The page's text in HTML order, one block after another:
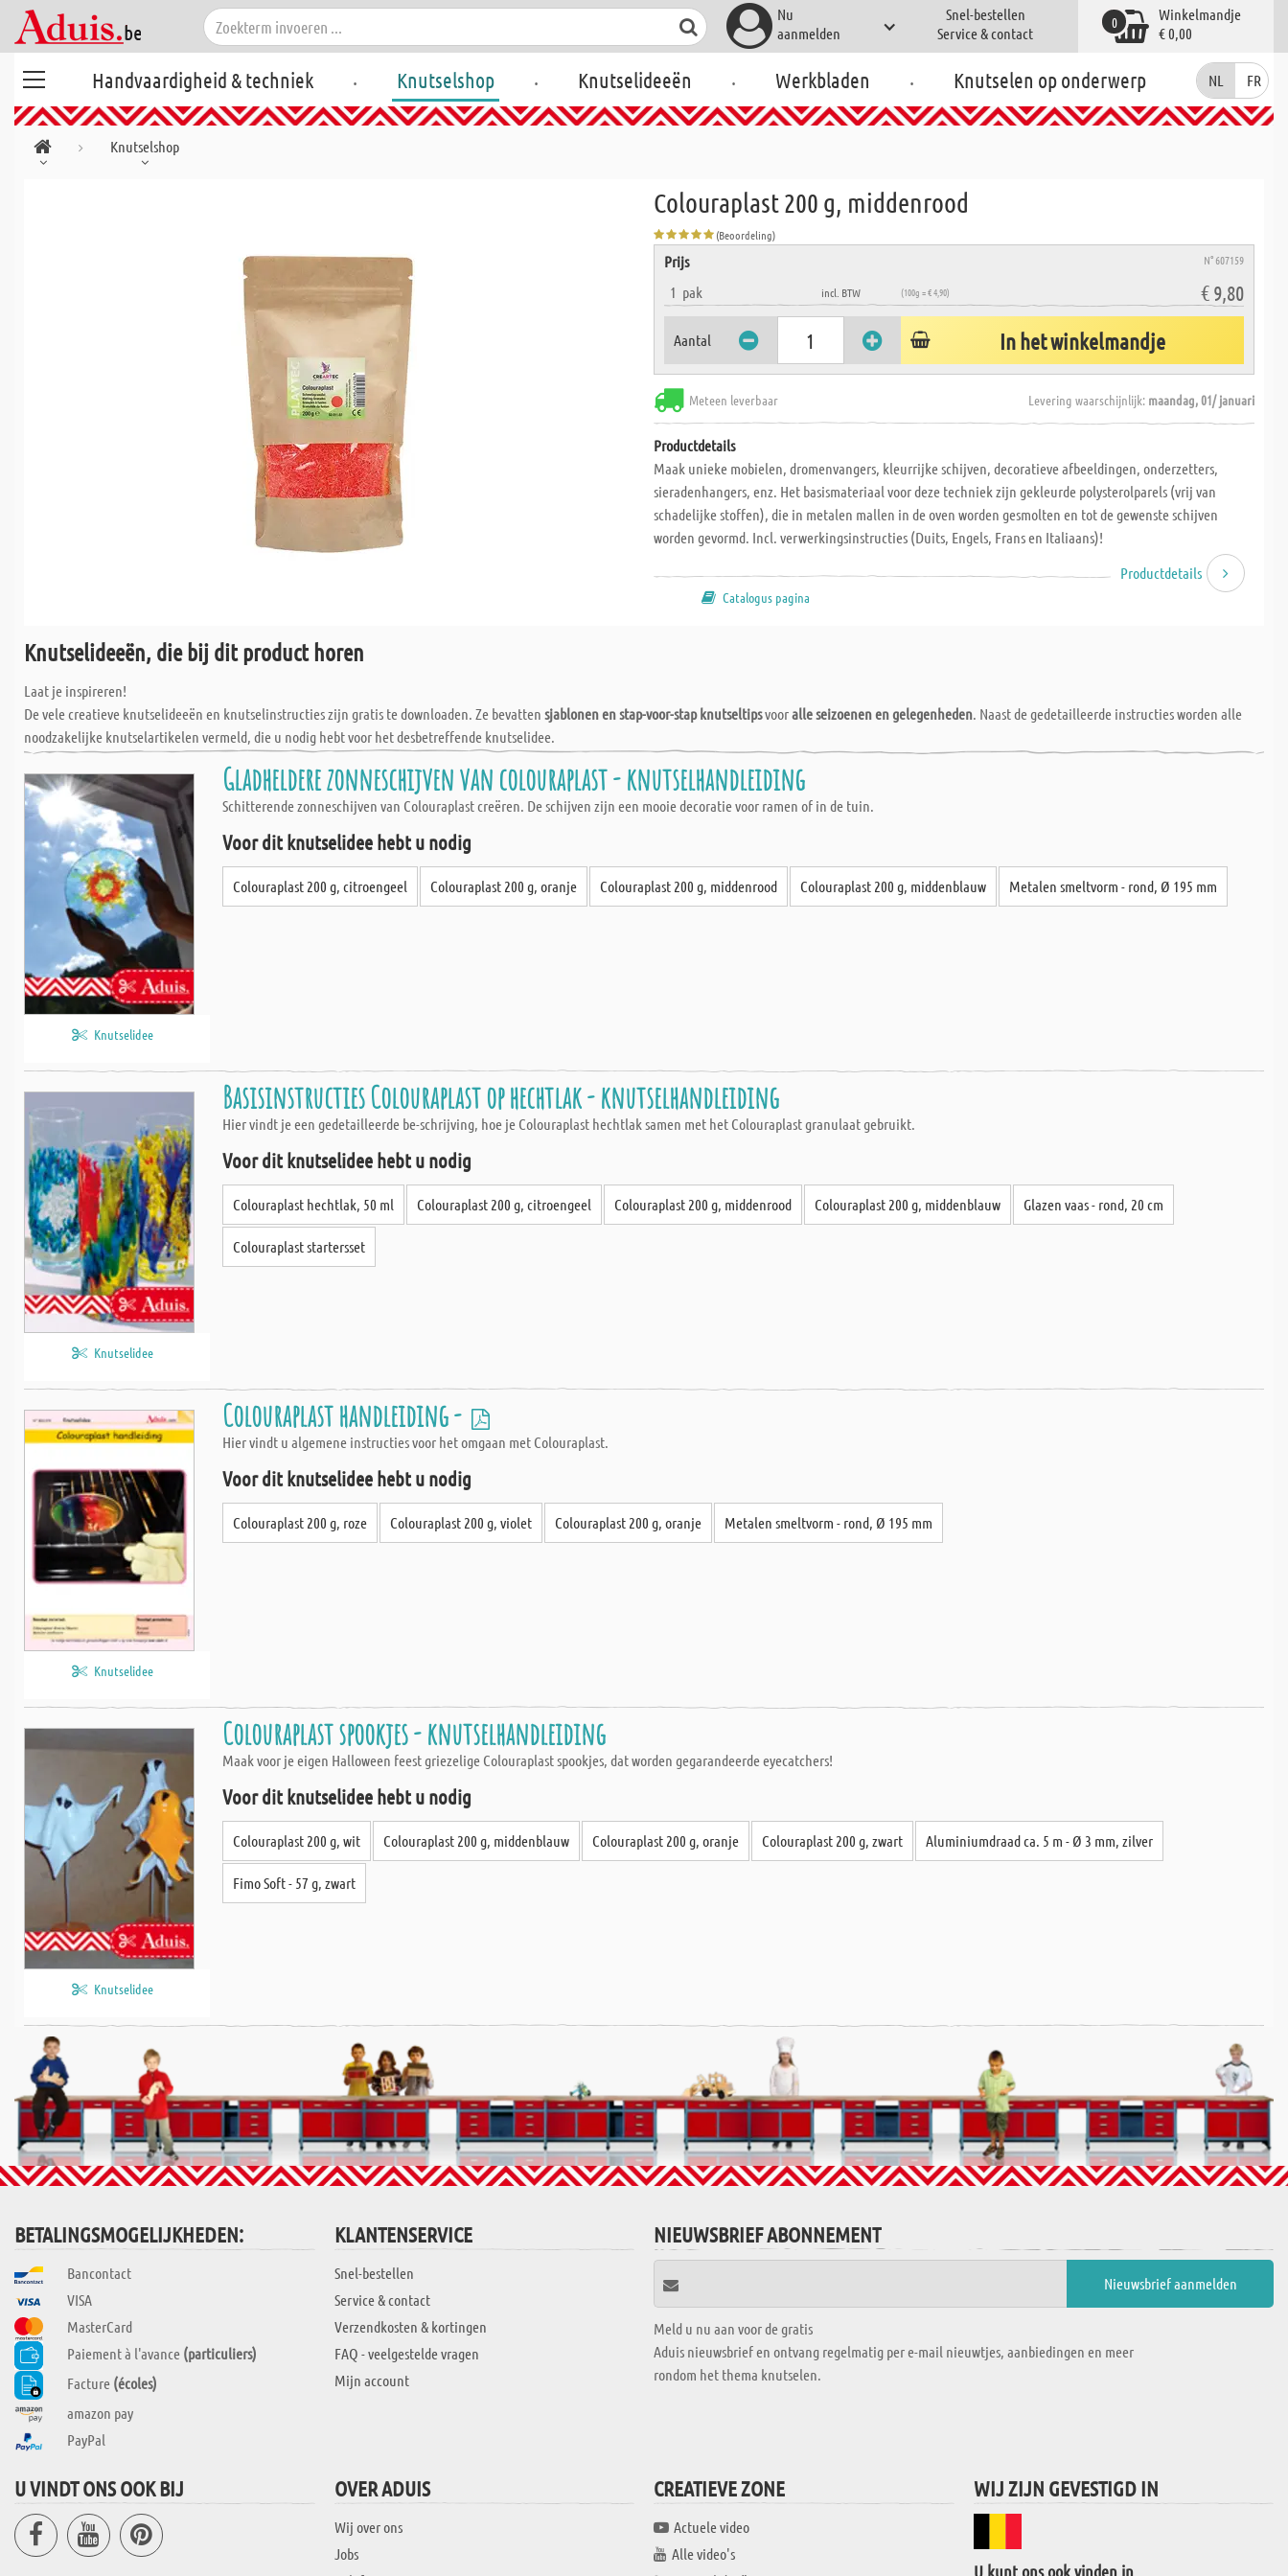
Nu
aanmelden
Snel-bestellen
Service & contact
Winkelmandje
€ 0,00
0
Handvaardigheid & techniek . Knutselshop . Knutselideeën . Werkbladen . Knutselen op onderwerp NL FR
Knutselshop
Colouraplast 200 g, middenrood
(Beoordeling)
Prijs N° 607159
1 pak incl. BTW (100g = € 4,90) € 9,80
Aantal In het winkelmandje
Meteen leverbaar Levering waarschijnlijk: maandag, 01/ januari
Productdetails
Maak unieke mobielen, dromenvangers, kleurrijke schijven, decoratieve afbeeldingen, onderzetters,
sieradenhangers, enz. Het basismateriaal voor deze techniek zijn gekleurde polysterolparels (vrij van
schadelijke stoffen), die in metalen mallen in de oven worden gesmolten en tot de gewenste schijven
worden gevormd. Incl. verwerkingsinstructies (Duits, Engels, Frans en Italiaans)!
Productdetails
Catalogus pagina
Knutselideeën, die bij dit product horen
Laat je inspireren!
De vele creatieve knutselideeën en knutselinstructies zijn gratis te downloaden. Ze bevatten sjablonen en stap-voor-stap knutseltipsvooralle seizoenen en gelegenheden. Naast de gedetailleerde instructies worden alle
noodzakelijke knutselartikelen vermeld, die u nodig hebt voor het desbetreffende knutselidee.
Knutselidee
Gladheldere zonneschijven van colouraplast - knutselhandleiding
Schitterende zonneschijven van Colouraplast creëren. De schijven zijn een mooie decoratie voor ramen of in de tuin.
Voor dit knutselidee hebt u nodig
Colouraplast 200 g, citroengeel Colouraplast 200 g, oranje Colouraplast 200 g, middenrood Colouraplast 200 g, middenblauw Metalen smeltvorm - rond, Ø 195 mm
Knutselidee
Basisinstructies Colouraplast op hechtlak - knutselhandleiding
Hier vindt je een gedetailleerde be-schrijving, hoe je Colouraplast hechtlak samen met het Colouraplast granulaat gebruikt.
Voor dit knutselidee hebt u nodig
Colouraplast hechtlak, 50 ml Colouraplast 200 g, citroengeel Colouraplast 200 g, middenrood Colouraplast 200 g, middenblauw Glazen vaas - rond, 20 cm
Colouraplast startersset
Knutselidee
Colouraplast handleiding -
Hier vindt u algemene instructies voor het omgaan met Colouraplast.
Voor dit knutselidee hebt u nodig
Colouraplast 200 g, roze Colouraplast 200 g, violet Colouraplast 200 g, oranje Metalen smeltvorm - rond, Ø 195 mm
Knutselidee
Colouraplast spookjes - knutselhandleiding
Maak voor je eigen Halloween feest griezelige Colouraplast spookjes, dat worden gegarandeerde eyecatchers!
Voor dit knutselidee hebt u nodig
Colouraplast 200 g, wit Colouraplast 200 g, middenblauw Colouraplast 200 g, oranje Colouraplast 200 g, zwart Aluminiumdraad ca. 5 m - Ø 3 mm, zilver
Fimo Soft - 57 g, zwart
BETALINGSMOGELIJKHEDEN:
Bancontact
VISA
MasterCard
Paiement à l'avance (particuliers)
Facture (écoles)
amazon pay
PayPal
KLANTENSERVICE
Snel-bestellen
Service & contact
Verzendkosten & kortingen
FAQ - veelgestelde vragen
Mijn account
NIEUWSBRIEF ABONNEMENT
Meld u nu aan voor de gratis
Aduis nieuwsbrief en ontvang regelmatig per e-mail nieuwtjes, aanbiedingen en meer
rondom het thema knutselen.
U VINDT ONS OOK BIJ OVER ADUIS
Wij over ons
Jobs
CREATIEVE ZONE
Actuele video
Alle video's
WIJ ZIJN GEVESTIGD IN
U kunt ons ook vinden in